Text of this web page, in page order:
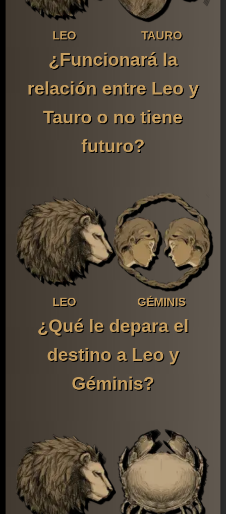
LEO TAURO
¿Funcionará la
relación entre Leo y
Tauro o no tiene
futuro?
LEO GÉMINIS
¿Qué le depara el
destino a Leo y
Géminis?